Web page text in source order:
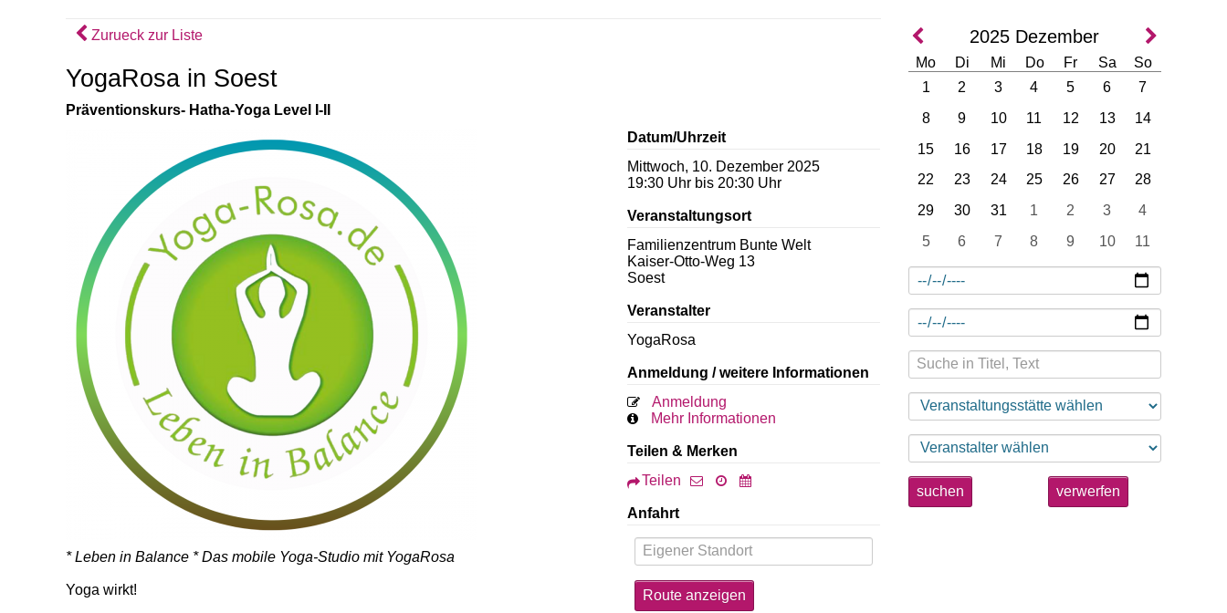
Zurueck zur Liste
YogaRosa in Soest
Präventionskurs- Hatha-Yoga Level I-II
* Leben in Balance * Das mobile Yoga-Studio mit YogaRosa
Yoga wirkt!
Datum/Uhrzeit
Mittwoch, 10. Dezember 2025
19:30 Uhr bis 20:30 Uhr
Veranstaltungsort
Familienzentrum Bunte Welt
Kaiser-Otto-Weg 13
Soest
Veranstalter
YogaRosa
Anmeldung / weitere Informationen
Anmeldung
Mehr Informationen
Teilen & Merken
Teilen
Anfahrt
2025 Dezember
Mo Di Mi Do Fr Sa
So
1
2 3 4 5 6
7
8
9 10 11 12 13
14
15
16 17 18 19 20
21
22
23 24 25 26 27
28
29
30 31 1 2 3
4
5
6 7 8 9 10 11
suchen verwerfen